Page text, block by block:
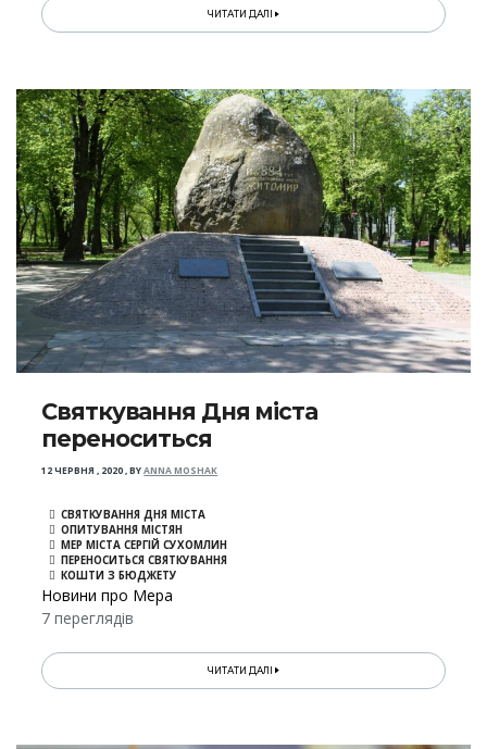
ЧИТАТИ ДАЛІ
Святкування Дня міста
переноситься
12 ЧЕРВНЯ , 2020,BYANNA MOSHAK
СВЯТКУВАННЯ ДНЯ МІСТА
ОПИТУВАННЯ МІСТЯН
МЕР МІСТА СЕРГІЙ СУХОМЛИН
ПЕРЕНОСИТЬСЯ СВЯТКУВАННЯ
КОШТИ З БЮДЖЕТУ
Новини про Мера
7 переглядів
ЧИТАТИ ДАЛІ